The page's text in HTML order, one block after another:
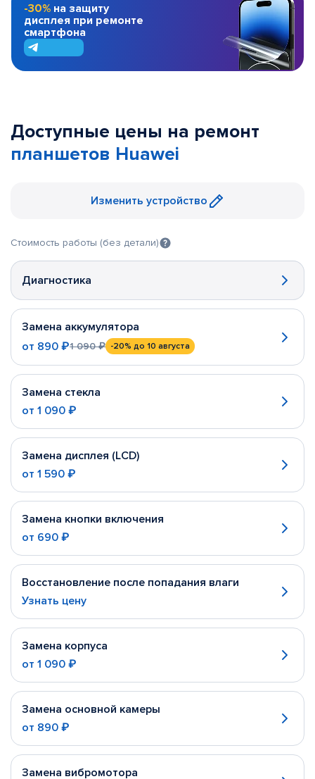
-30% на защиту
дисплея при ремонте
смартфона
Доступные цены на ремонт
планшетов Huawei
Изменить устройство
Стоимость работы (без детали)
Диагностика
Замена аккумулятора
от 890 ₽1 090 ₽ -20% до 10 августа
Замена стекла
от 1 090 ₽
Замена дисплея (LCD)
от 1 590 ₽
Замена кнопки включения
от 690 ₽
Восстановление после попадания влаги
Узнать цену
Замена корпуса
от 1 090 ₽
Замена основной камеры
от 890 ₽
Замена вибромотора